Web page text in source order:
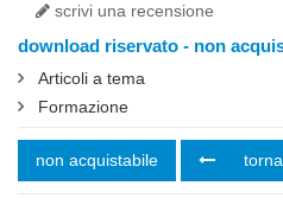
scrivi una recensione
download riservato - non
Articoli a tema
Formazione
non acquistabile